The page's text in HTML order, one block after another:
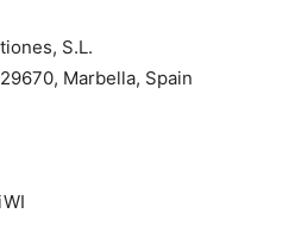
S.L.
Marbella, Spain